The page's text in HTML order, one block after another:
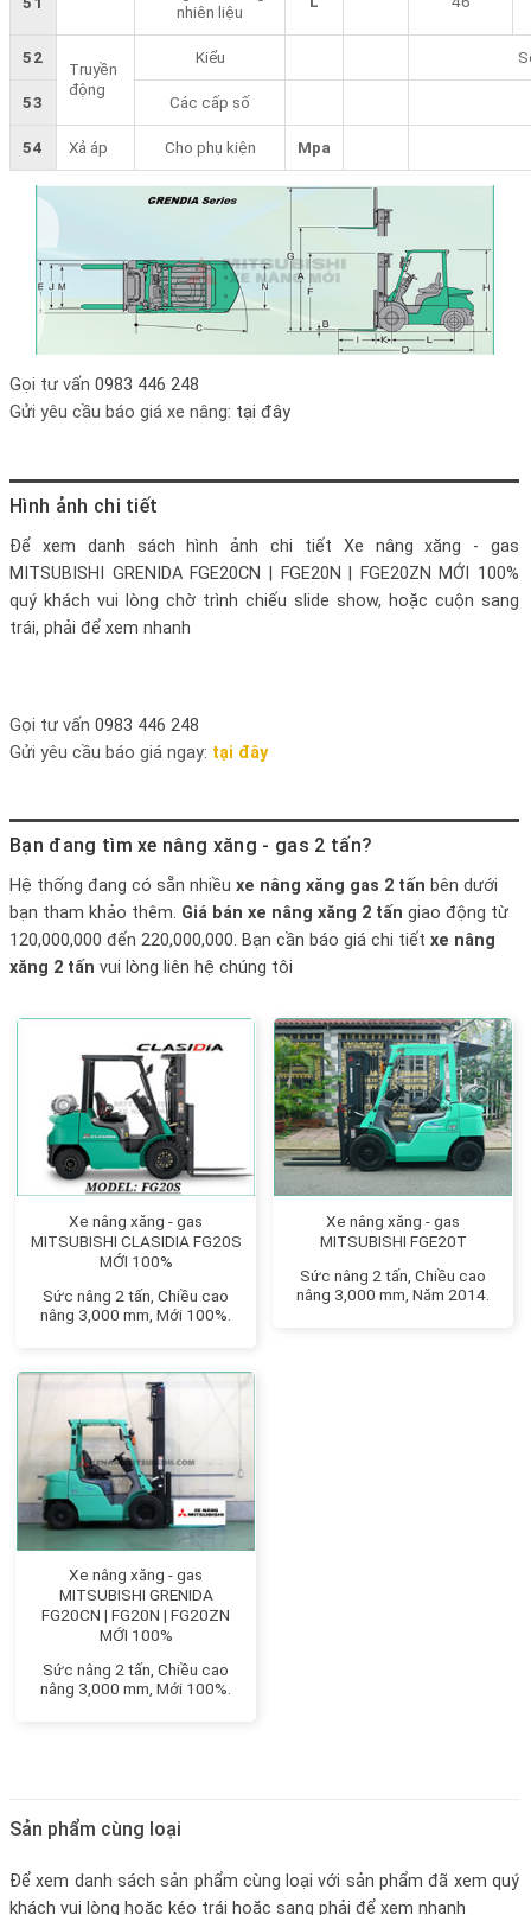
nhiên liệu
52
Truyền
động
Kiểu
53 Các cấp số
54 Xả áp Cho phụ kiện Mpa
Gọi tư vấn 0983 446 248
Gửi yêu cầu báo giá xe nâng: tại đây
Hình ảnh chi tiết
Để xem danh sách hình ảnh chi tiết Xe nâng xăng - gas
MITSUBISHI GRENIDA FGE20CN | FGE20N | FGE20ZN MỚI 100%
quý khách vui lòng chờ trình chiếu slide show, hoặc cuộn sang
trái, phải để xem nhanh
Gọi tư vấn 0983 446 248
Gửi yêu cầu báo giá ngay: tại đây
Bạn đang tìm xe nâng xăng - gas 2 tấn?
Hệ thống đang có sẵn nhiều xe nâng xăng gas 2 tấn bên dưới
bạn tham khảo thêm. Giá bán xe nâng xăng 2 tấn giao động từ
120,000,000 đến 220,000,000. Bạn cần báo giá chi tiết xe nâng
xăng 2 tấn vui lòng liên hệ chúng tôi
Xe nâng xăng - gas
MITSUBISHI CLASIDIA FG20S
MỚI 100%
Sức nâng 2 tấn, Chiều cao
nâng 3,000 mm, Mới 100%.
Xe nâng xăng - gas
MITSUBISHI FGE20T
Sức nâng 2 tấn, Chiều cao
nâng 3,000 mm, Năm 2014.
Xe nâng xăng - gas
MITSUBISHI GRENIDA
FG20CN | FG20N | FG20ZN
MỚI 100%
Sức nâng 2 tấn, Chiều cao
nâng 3,000 mm, Mới 100%.
Sản phẩm cùng loại
Để xem danh sách sản phẩm cùng loại với sản phẩm đã xem quý
khách vui lòng hoặc kéo trái hoặc sang phải để xem nhanh